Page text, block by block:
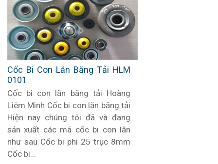
Cốc Bi Con Lăn Băng Tải HLM
0101
Cốc bi con lăn băng tải Hoàng
Liêm Minh Cốc bi con lăn băng tải
Hiện nay chúng tôi đã và đang
sản xuất các mã cốc bi con lăn
như sau Cốc bi phi 25 trục 8mm
Cốc bi...